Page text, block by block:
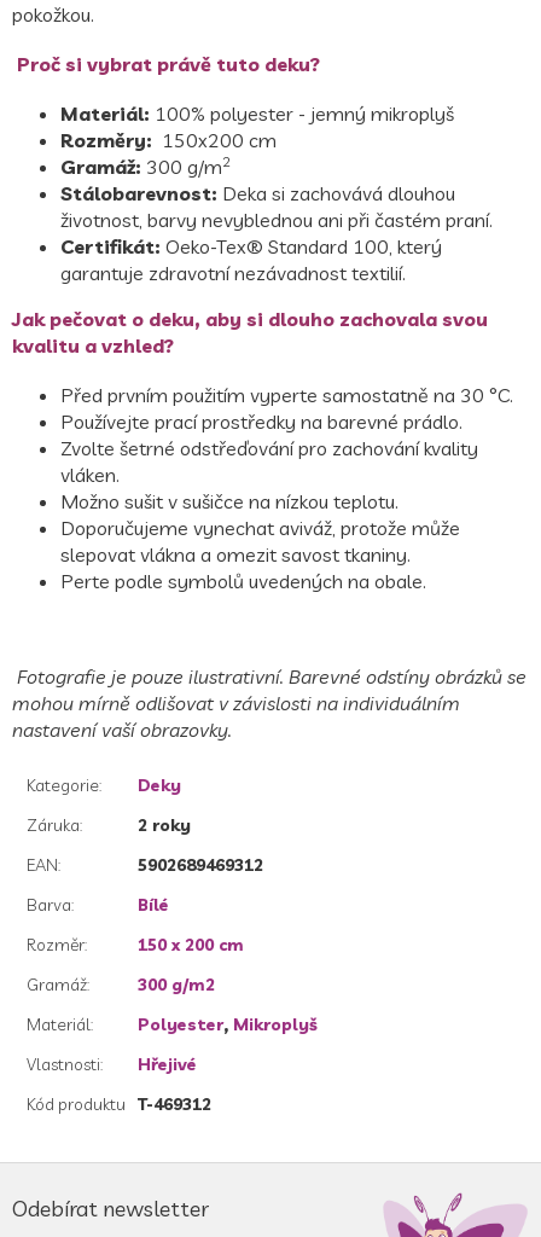
pokožkou.
Proč si vybrat právě tuto deku?
Materiál: 100% polyester - jemný mikroplyš
Rozměry: 150x200 cm
Gramáž: 300 g/m2
Stálobarevnost: Deka si zachovává dlouhou
životnost, barvy nevyblednou ani při častém praní.
Certifikát: Oeko-Tex® Standard 100, který
garantuje zdravotní nezávadnost textilií.
Jak pečovat o deku, aby si dlouho zachovala svou
kvalitu a vzhled?
Před prvním použitím vyperte samostatně na 30 °C.
Používejte prací prostředky na barevné prádlo.
Zvolte šetrné odstřeďování pro zachování kvality
vláken.
Možno sušit v sušičce na nízkou teplotu.
Doporučujeme vynechat aviváž, protože může
slepovat vlákna a omezit savost tkaniny.
Perte podle symbolů uvedených na obale.
Fotografie je pouze ilustrativní. Barevné odstíny obrázků se
mohou mírně odlišovat v závislosti na individuálním
nastavení vaší obrazovky.
Kategorie:
Deky
Záruka:
2 roky
EAN:
5902689469312
Barva:
Bílé
Rozměr:
150 x 200 cm
Gramáž:
300 g/m2
Materiál: Polyester, Mikroplyš
Vlastnosti:
Hřejivé
Kód produktu
T-469312
áOdebírat newsletter